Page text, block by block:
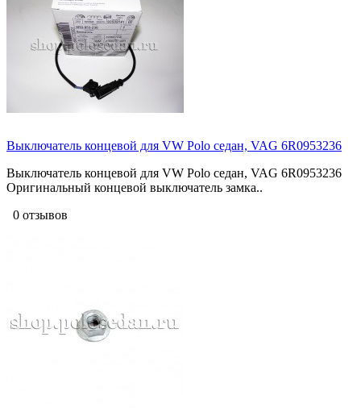
Выключатель концевой для VW Polo седан, VAG 6R0953236
Выключатель концевой для VW Polo седан, VAG 6R0953236
Оригинальный концевой выключатель замка..
0 отзывов